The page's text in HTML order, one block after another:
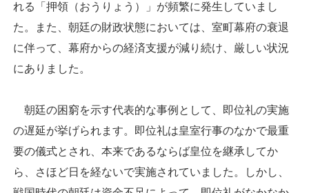
れる「押領（おうりょう）」が頻繁に発生していまし
た。また、朝廷の財政状態においては、室町幕府の衰退
に伴って、幕府からの経済支援が減り続け、厳しい状況
にありました。
朝廷の困窮を示す代表的な事例として、即位礼の実施
の遅延が挙げられます。即位礼は皇室行事のなかで最重
要の儀式とされ、本来であるならば皇位を継承してか
ら、さほど日を経ないで実施されていました。しかし、